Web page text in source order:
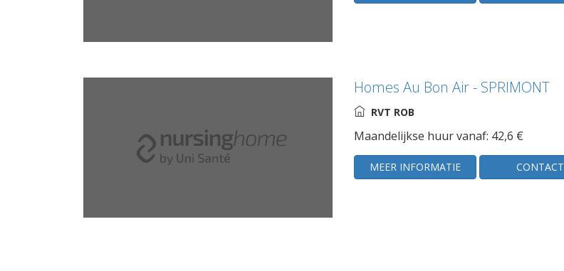
Homes Au Bon Air - SPRIMONT
RVT ROB
Maandelijkse huur vanaf: 42,6 €
MEER INFORMATIE CONTACT